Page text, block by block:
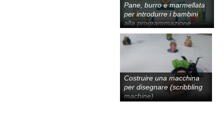
Pane, burro e marmellata
per introdurre i bambini
alla programmazione
Costruire una macchina
per disegnare (scribbling
machine)